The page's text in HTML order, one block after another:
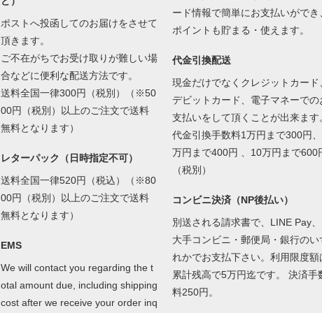
ポストへ投函してのお届けをさせて
頂きます。
ご不在がちでお受け取りが難しい場
合などに便利な配送方法です。
送料全国一律300円（税別）（※50
00円（税別）以上のご注文で送料
無料となります）
レターパック（日時指定不可）
送料全国一律520円（税込）（※80
00円（税別）以上のご注文で送料
無料となります）
EMS
We will contact you regarding the t
otal amount due, including shipping
cost after we receive your order inq
ード情報で簡単にお支払いができ
ポイントも貯まる・使えます。
代金引換配送
現金だけでなくクレジットカード
デビットカード、電子マネーでの
支払いをして頂くことが出来ます
代金引換手数料1万円まで300円
万円まで400円 、10万円まで600
（税別）
コンビニ決済（NP後払い）
別送される請求書で、LINE Pay、
大手コンビニ・郵便局・銀行のい
れかでお支払下さい。利用限度額
累計残高で5万円迄です。 決済手
料250円。